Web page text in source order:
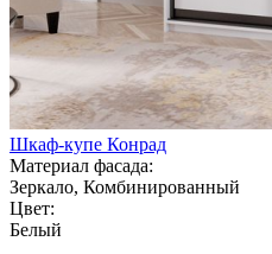
Шкаф-купе Конрад
Материал фасада:
Зеркало, Комбинированный
Цвет:
Белый